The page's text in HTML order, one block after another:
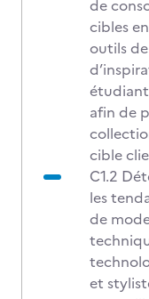
de
cibles
outils
afin de
cible
C1.2
les
de
et